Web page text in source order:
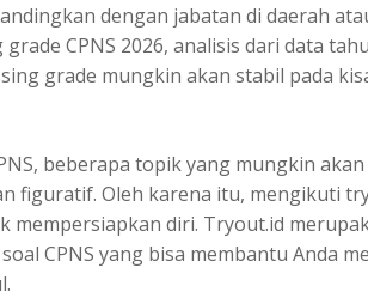
dengan jabatan di daerah
CPNS 2026, analisis dari data
grade mungkin akan stabil pada
beberapa topik yang mungkin
figuratif. Oleh karena itu, mengikuti
mempersiapkan diri. Tryout.id
CPNS yang bisa membantu Anda